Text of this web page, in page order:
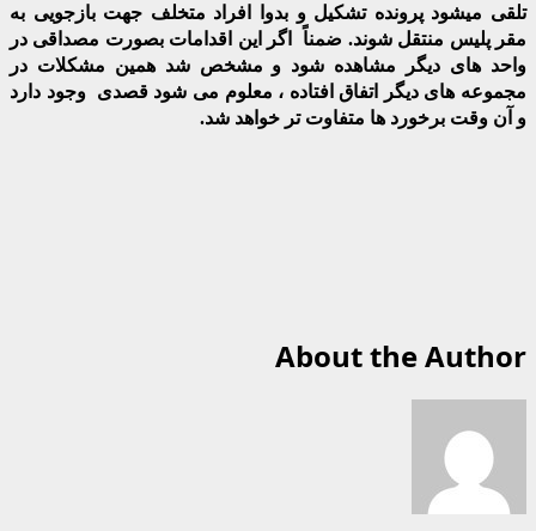
تلقی میشود پرونده تشکیل و بدوا افراد متخلف جهت بازجویی به
مقر پلیس منتقل شوند. ضمناً اگر این اقدامات بصورت مصداقی در
واحد های دیگر مشاهده شود و مشخص شد همین مشکلات در
مجموعه های دیگر اتفاق افتاده ، معلوم می شود قصدی وجود دارد
و آن وقت برخورد ها متفاوت تر خواهد شد.
About the Author